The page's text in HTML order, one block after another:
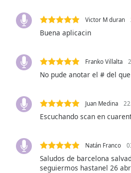
off,
selected
Picture-
Fullscreen
modal
window.
Victor M duran
Buena aplicacin
Franko Villalta
No pude anotar el # del que
Juan Medina
Escuchando scan en
Natán Franco
Saludos de barcelona
seguiermos hastanel 26